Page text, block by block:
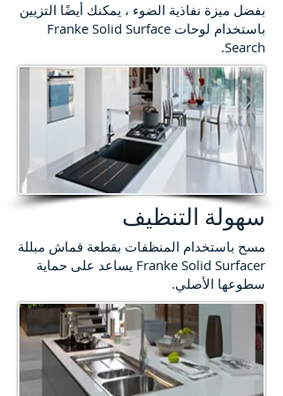
بفضل ميزة نفاذية الضوء ، يمكنك أيضًا التزيين
باستخدام لوحات Franke Solid Surface
Search.
سهولة التنظيف
مسح باستخدام المنظفات بقطعة قماش مبللة
Franke Solid Surfacer يساعد على حماية
سطوعها الأصلي.